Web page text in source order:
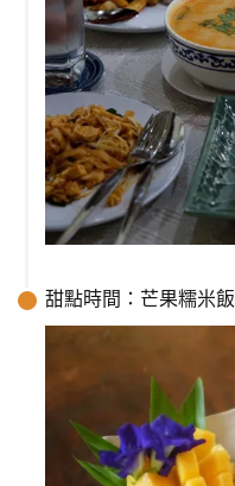
甜點時間：芒果糯米飯